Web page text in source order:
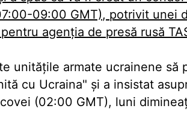
09:00 GMT), potrivit unei
agenţia de presă rusă
unităţile armate ucrainene să
cu Ucraina" şi a insistat
(02:00 GMT), luni